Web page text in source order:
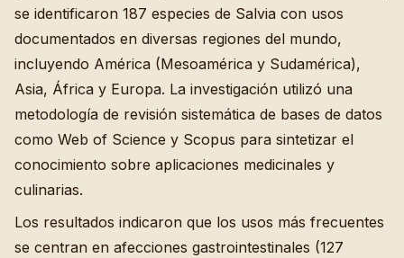
se identificaron 187 especies de Salvia con usos
documentados en diversas regiones del mundo,
incluyendo América (Mesoamérica y Sudamérica),
Asia, África y Europa. La investigación utilizó una
metodología de revisión sistemática de bases de datos
como Web of Science y Scopus para sintetizar el
conocimiento sobre aplicaciones medicinales y
culinarias.
Los resultados indicaron que los usos más frecuentes
se centran en afecciones gastrointestinales (127